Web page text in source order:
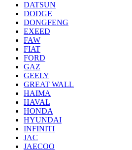
DATSUN
DODGE
DONGFENG
EXEED
FAW
FIAT
FORD
GAZ
GEELY
GREAT WALL
HAIMA
HAVAL
HONDA
HYUNDAI
INFINITI
JAC
JAECOO